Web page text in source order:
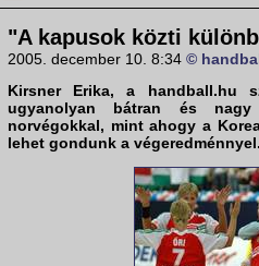
"A kapusok közti
2005. december 10. 8:34 ©
Kirsner Erika, a handball.hu
ugyanolyan bátran és
norvégokkal, mint ahogy a
lehet gondunk a végeredménnyel.